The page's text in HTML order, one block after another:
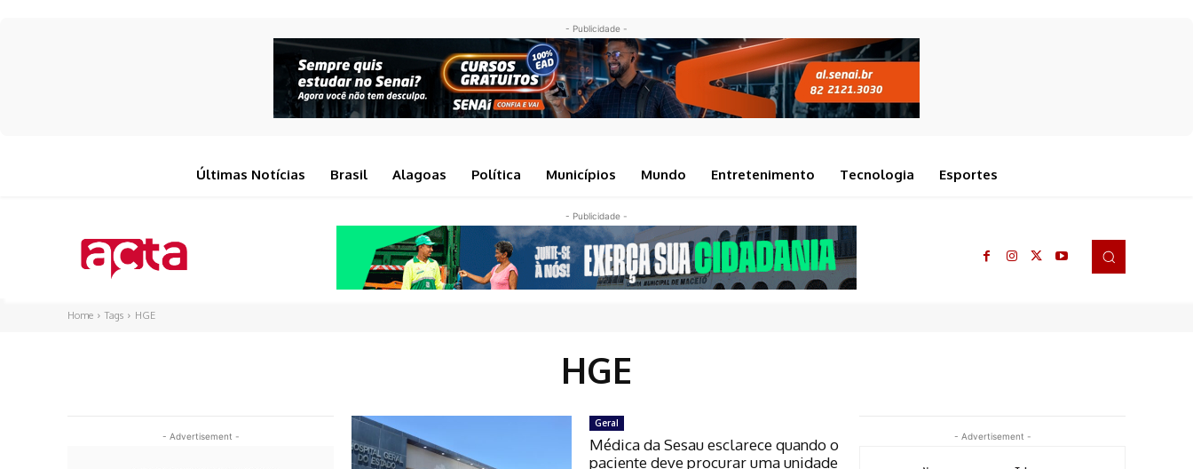
- Publicidade -
Últimas Notícias Brasil Alagoas Política Municípios Mundo Entretenimento Tecnologia Esportes
- Publicidade -
Home Tags HGE
HGE
- Advertisement -
Geral
Médica da Sesau esclarece quando o
paciente deve procurar uma unidade
- Advertisement -